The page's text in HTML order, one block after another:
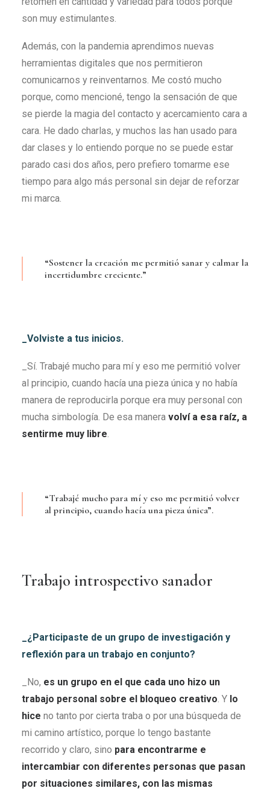
son muy estimulantes.
Además, con la pandemia aprendimos nuevas
herramientas digitales que nos permitieron
comunicarnos y reinventarnos. Me costó mucho
porque, como mencioné, tengo la sensación de que
se pierde la magia del contacto y acercamiento cara a
cara. He dado charlas, y muchos las han usado para
dar clases y lo entiendo porque no se puede estar
parado casi dos años, pero prefiero tomarme ese
tiempo para algo más personal sin dejar de reforzar
mi marca.
“Sostener la creación me permitió sanar y calmar la
incertidumbre creciente.”
_Volviste a tus inicios.
_Sí. Trabajé mucho para mí y eso me permitió volver
al principio, cuando hacía una pieza única y no había
manera de reproducirla porque era muy personal con
mucha simbología. De esa manera volví a esa raíz, a
sentirme muy libre.
“Trabajé mucho para mí y eso me permitió volver
al principio, cuando hacía una pieza única”.
Trabajo introspectivo sanador
_¿Participaste de un grupo de investigación y
reflexión para un trabajo en conjunto?
_No, es un grupo en el que cada uno hizo un
trabajo personal sobre el bloqueo creativo. Y lo
hice no tanto por cierta traba o por una búsqueda de
mi camino artístico, porque lo tengo bastante
recorrido y claro, sino para encontrarme e
intercambiar con diferentes personas que pasan
por situaciones similares, con las mismas